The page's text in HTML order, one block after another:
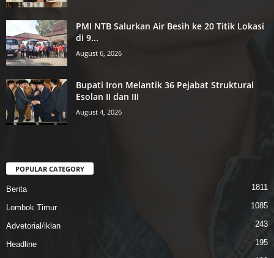
PMI NTB Salurkan Air Besih ke 20 Titik Lokasi
di 9...
August 6, 2026
Bupati Iron Melantik 36 Pejabat Struktural
Esolan II dan III
August 4, 2026
POPULAR CATEGORY
Berita 1811
Lombok Timur 1085
Advetorial/iklan 243
Headline
195